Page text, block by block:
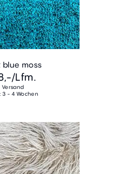
blue moss
/Lfm.
Versand
3 - 4 Wochen